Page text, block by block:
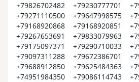
+79826702482
+79271110500
+79168920868
+79267653691
+79175097371
+79097311288
+79688912850
+74951984350
+79230777701
+79647998575
+79168920851
+79833079963
+79290710033
+79672386701
+79625484363
+79086114743